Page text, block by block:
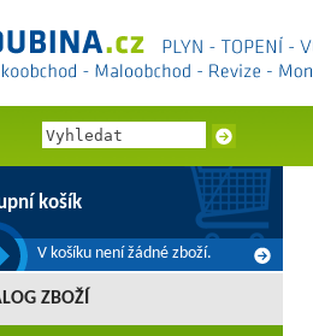
košík
V košíku není žádné zboží.
ZBOŽÍ